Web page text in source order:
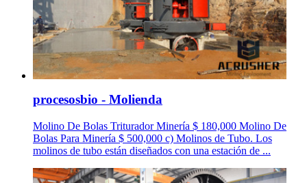
procesosbio - Molienda
Molino De Bolas Triturador Minería $ 180,000 Molino De
Bolas Para Minería $ 500,000 c) Molinos de Tubo. Los
molinos de tubo están diseñados con una estación de ...